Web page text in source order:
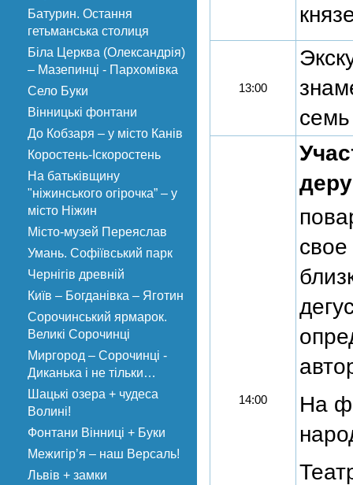
Батурин. Остання
гетьманська столиця
Біла Церква (Олександрія)
– Мазепинці - Пархомівка
Село Буки
Вінницькі фонтани
До Кобзаря – у місто Канів
Коростень-Іскоростень
На батьківщину
"ніжинського огірочка” – у
місто Ніжин
Місто-музей Переяслав
Умань. Софіївський парк
Чернігів древній
Київ – Богданівка – Яготин
Сорочинський ярмарок.
Великі Сорочинці
Миргород – Сорочинці -
Диканька і не тільки…
Шацькі озера + чудеса
Волині!
Фонтани Вінниці + Буки
Межигір’я – наш Версаль!
Львів + замки
13:00
14:00
свое
На